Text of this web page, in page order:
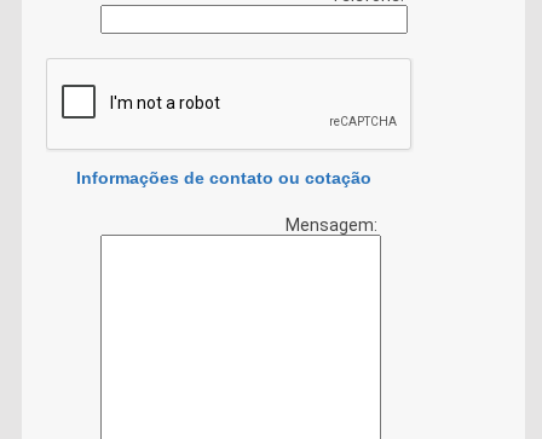
Informações de contato ou cotação
Mensagem: